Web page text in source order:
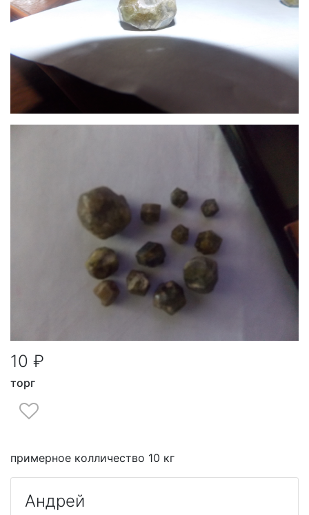
10 ₽
торг
примерное колличество 10 кг
Андрей